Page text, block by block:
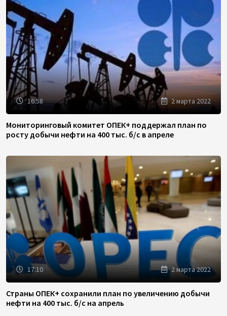
16:58 2 марта 2022
Мониторинговый комитет ОПЕК+ поддержал план по
росту добычи нефти на 400 тыс. б/с в апреле
17:10 2 марта 2022
Страны ОПЕК+ сохранили план по увеличению добычи
нефти на 400 тыс. б/с на апрель